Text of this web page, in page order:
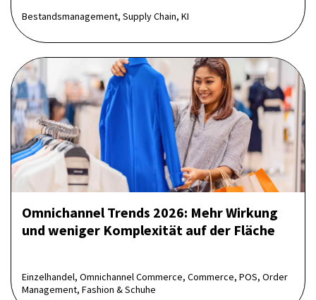
Bestandsmanagement, Supply Chain, KI
Omnichannel Trends 2026: Mehr Wirkung
und weniger Komplexität auf der Fläche
Einzelhandel, Omnichannel Commerce, Commerce, POS, Order
Management, Fashion & Schuhe